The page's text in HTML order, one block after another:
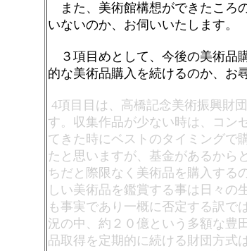
また、美術館構想ができたころ
いないのか、お伺いいたします。
３項目めとして、今後の美術品
的な美術品購入を続けるのか、お
4項目目は、高橋記念美術振興財
す。収集作品が少ない時は、コン
てきた時にベストのタイミングで
たと思いますが、基金があるから
ちだと際限なく美術品を購入する
しい美術品を鑑賞する事は日々
も事実であり一概に否定する訳で
況の中、約２０億という多額な豊
品取得を定期的に続ける財団方式